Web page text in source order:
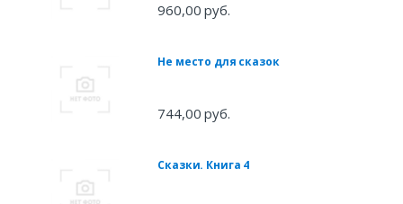
960,00 руб.
Не место для сказок
744,00 руб.
Сказки. Книга 4